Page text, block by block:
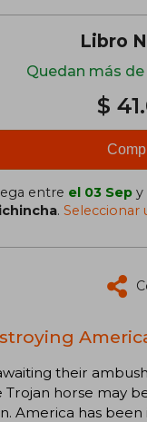
Libro
Quedan más
$
entre el 03 Sep y
. Seleccionar
their
horse may
America has